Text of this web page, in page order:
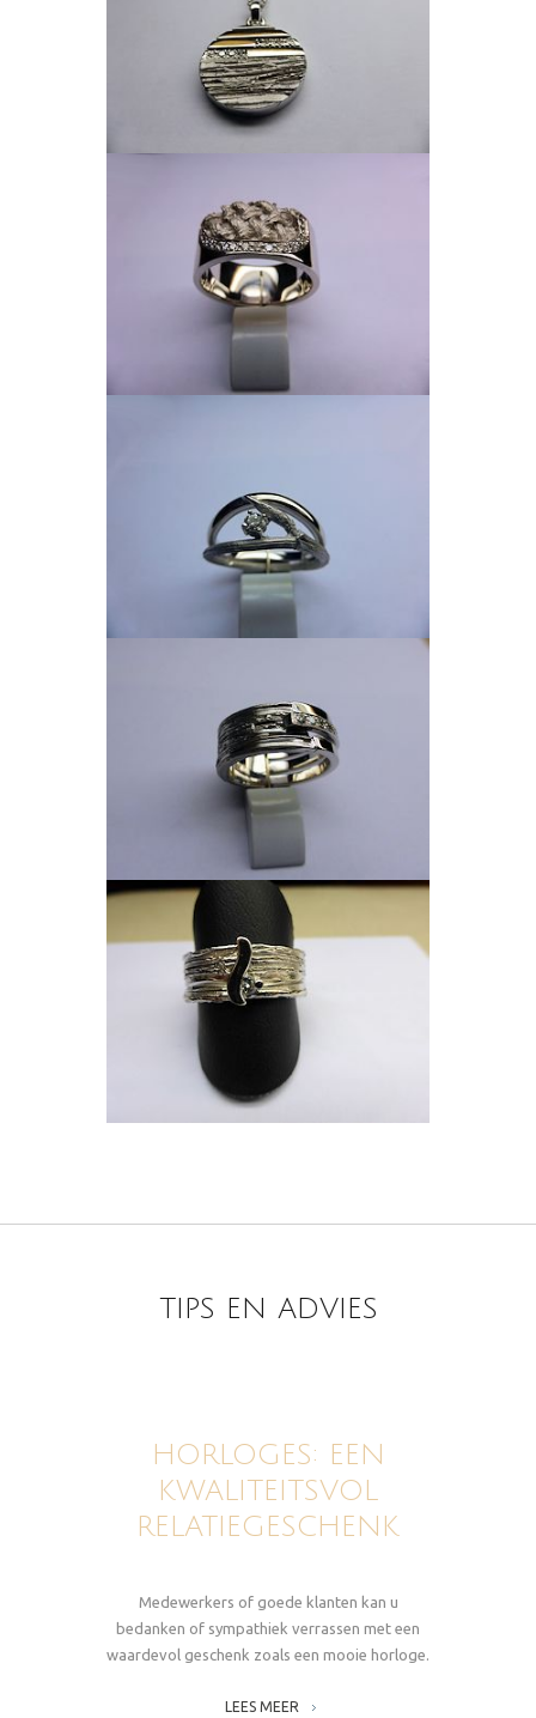
TIPS EN ADVIES
HORLOGES: EEN
KWALITEITSVOL
RELATIEGESCHENK
Medewerkers of goede klanten kan u
bedanken of sympathiek verrassen met een
waardevol geschenk zoals een mooie horloge.
LEES MEER